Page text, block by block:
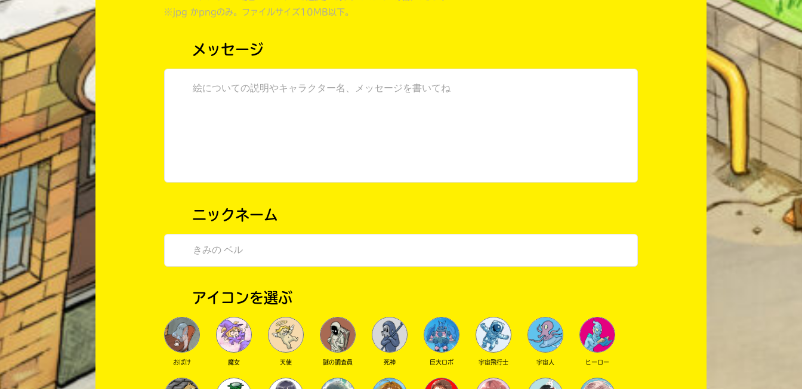
※jpg かpngのみ。ファイルサイズ10MB以下。
メッセージ
ニックネーム
アイコンを選ぶ
おばけ 魔女 天使 謎の調査員 死神 巨大ロボ 宇宙飛行士 宇宙人 ヒーロー